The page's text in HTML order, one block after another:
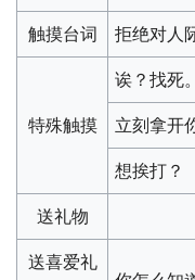
触摸台词 拒绝对人
特殊触摸
诶？找死。
立刻拿开
想挨打？
送礼物
送喜爱礼